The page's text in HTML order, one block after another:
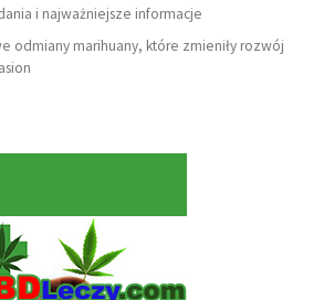
i najważniejsze informacje
odmiany marihuany, które zmieniły rozwój